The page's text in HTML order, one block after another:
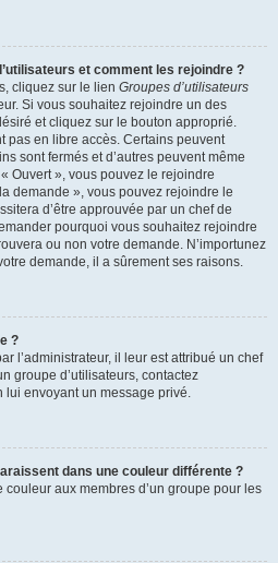
et comment les rejoindre ?
cliquez sur le lien Groupes d’utilisateurs
Si vous souhaitez rejoindre un des
et cliquez sur le bouton approprié.
pas en libre accès. Certains peuvent
sont fermés et d’autres peuvent même
Ouvert », vous pouvez le rejoindre
demande », vous pouvez rejoindre le
d’être approuvée par un chef de
pourquoi vous souhaitez rejoindre
ou non votre demande. N’importunez
demande, il a sûrement ses raisons.
?
l’administrateur, il leur est attribué un chef
groupe d’utilisateurs, contactez
lui envoyant un message privé.
dans une couleur différente ?
couleur aux membres d’un groupe pour les